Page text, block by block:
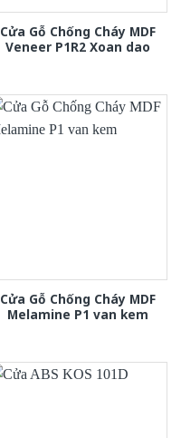
Cửa Gỗ Chống Cháy MDF
Veneer P1R2 Xoan dao
Cửa Gỗ Chống Cháy MDF
Melamine P1 van kem